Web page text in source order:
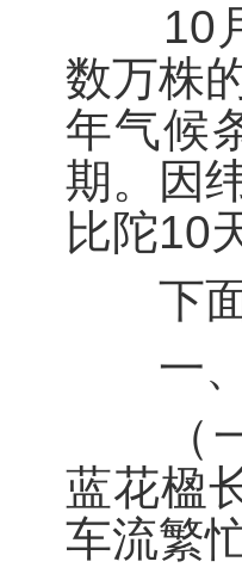
10月
数万株
年气候
期。因
比陀10
下面
一、
（一
蓝花楹
车流繁